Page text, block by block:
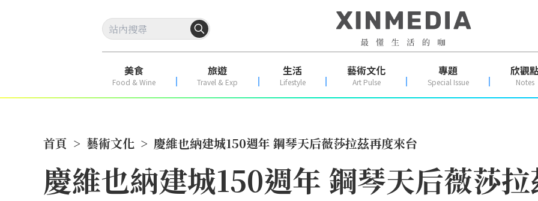
美食
Food & Wine
旅遊
Travel & Exp
生活
Lifestyle
藝術文化
Art Pulse
專題
Special Issue
欣觀
Notes
首頁 > 藝術文化 > 慶維也納建城150週年 鋼琴天后薇莎拉茲再度來台
慶維也納建城150週年 鋼琴天后薇莎